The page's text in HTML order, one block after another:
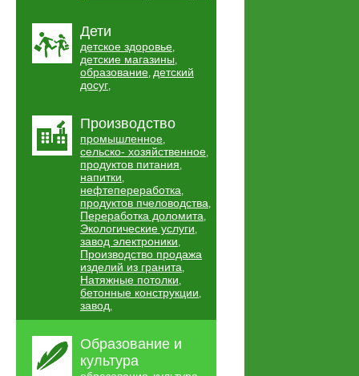
Дети
детское здоровье,
детские магазины,
образование, детский
досуг,
Производство
промышленное,
сельско- хозяйственное,
продуктов питания,
напитки,
нефтепереработка,
продуктов пчеловодства,
Переработка доломита,
Экологические услуги,
завод электроники,
Производство продажа
изделий из гранита,
Натяжные потолки,
бетонные конструкции,
завод,
Образование и
культура